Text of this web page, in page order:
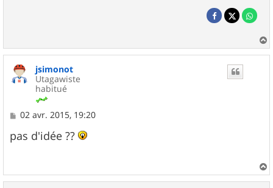
a
jsimonot
Utagawiste
habitué
M
s
s
e
02 avr. 2015, 19:20
pas d'idée ??
a